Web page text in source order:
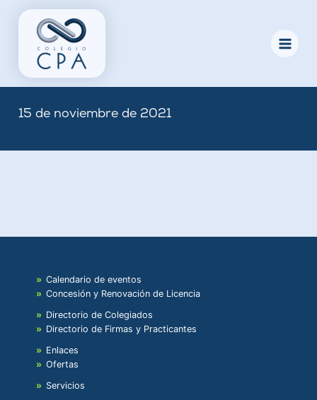
15 de noviembre de 2021
Calendario de eventos
Concesión y Renovación de Licencia
Directorio de Colegiados
Directorio de Firmas y Practicantes
Enlaces
Ofertas
Servicios